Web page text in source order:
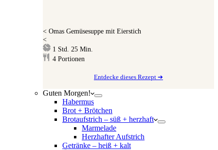
< Omas Gemüsesuppe mit Eierstich
<
1 Stunde
Std. 25 Minuten
Min.
4 Portionen
Entdecke dieses Rezept ➔
Guten Morgen!
Habermus
Brot + Brötchen
Brotaufstrich – süß + herzhaft
Marmelade
Herzhafter Aufstrich
Getränke – heiß + kalt